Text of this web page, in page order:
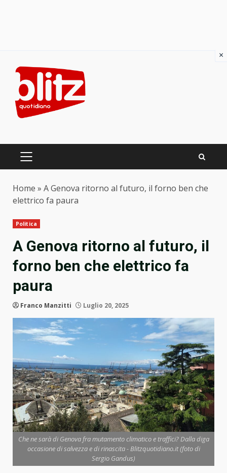
content
PRIMARY
Home » A Genova ritorno al futuro, il forno ben che
elettrico fa paura
Politica
A Genova ritorno al futuro, il
forno ben che elettrico fa
paura
Franco Manzitti Luglio 20, 2025
Che ne sarà di Genova fra mutamento climatico e traffici? Dalla diga
occasione di salvezza e di rinascita - Blitzquotidiano.it (foto di
Sergio Gandus)
×